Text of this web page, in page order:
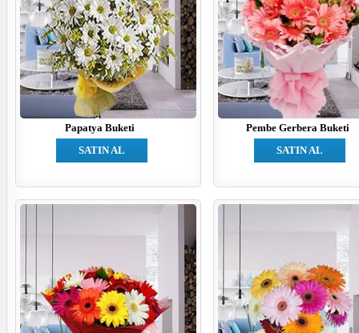
Papatya Buketi
SATIN AL
Pembe Gerbera Buketi
SATIN AL